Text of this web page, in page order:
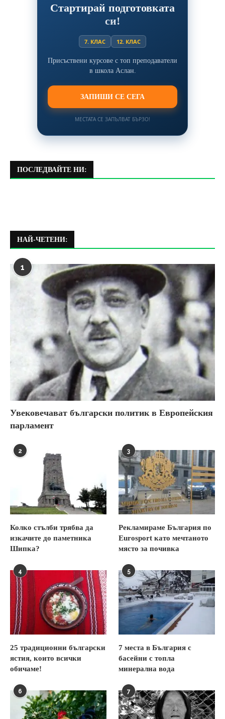
Стартирай подготовката
си!
7. КЛАС 12. КЛАС
Присъствени курсове с топ преподаватели
в школа Аслан.
ЗАПИШИ СЕ СЕГА
МЕСТАТА СЕ ЗАПЪЛВАТ БЪРЗО!
ПОСЛЕДВАЙТЕ НИ:
НАЙ-ЧЕТЕНИ:
1
Увековечават български политик в Европейския
парламент
2
Колко стълби трябва да
изкачите до паметника
Шипка?
3
Рекламираме България по
Eurosport като мечтаното
място за почивка
4
25 традиционни български
ястия, които всички
обичаме!
5
7 места в България с
басейни с топла
минерална вода
6 7